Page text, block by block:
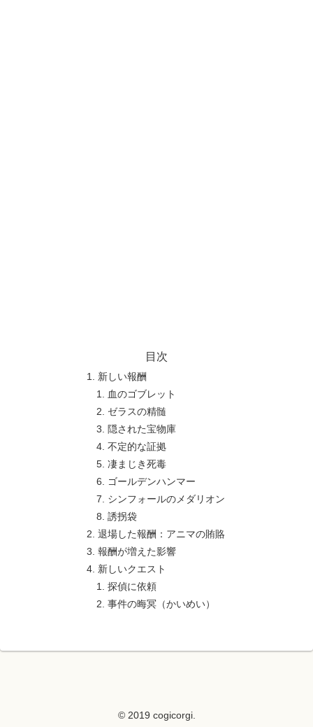
目次
新しい報酬
血のゴブレット
ゼラスの精髄
隠された宝物庫
不定的な証拠
凄まじき死毒
ゴールデンハンマー
シンフォールのメダリオン
誘拐袋
退場した報酬：アニマの賄賂
報酬が増えた影響
新しいクエスト
探偵に依頼
事件の晦冥（かいめい）
© 2019 cogicorgi.